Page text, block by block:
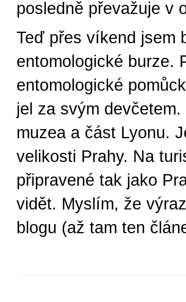
posledně převažuje v
Teď přes víkend jsem
entomologické burze.
entomologické
jel za svým
muzea a část Lyonu.
velikosti Prahy. Na
připravené tak jako
vidět. Myslím, že
blogu (až tam ten